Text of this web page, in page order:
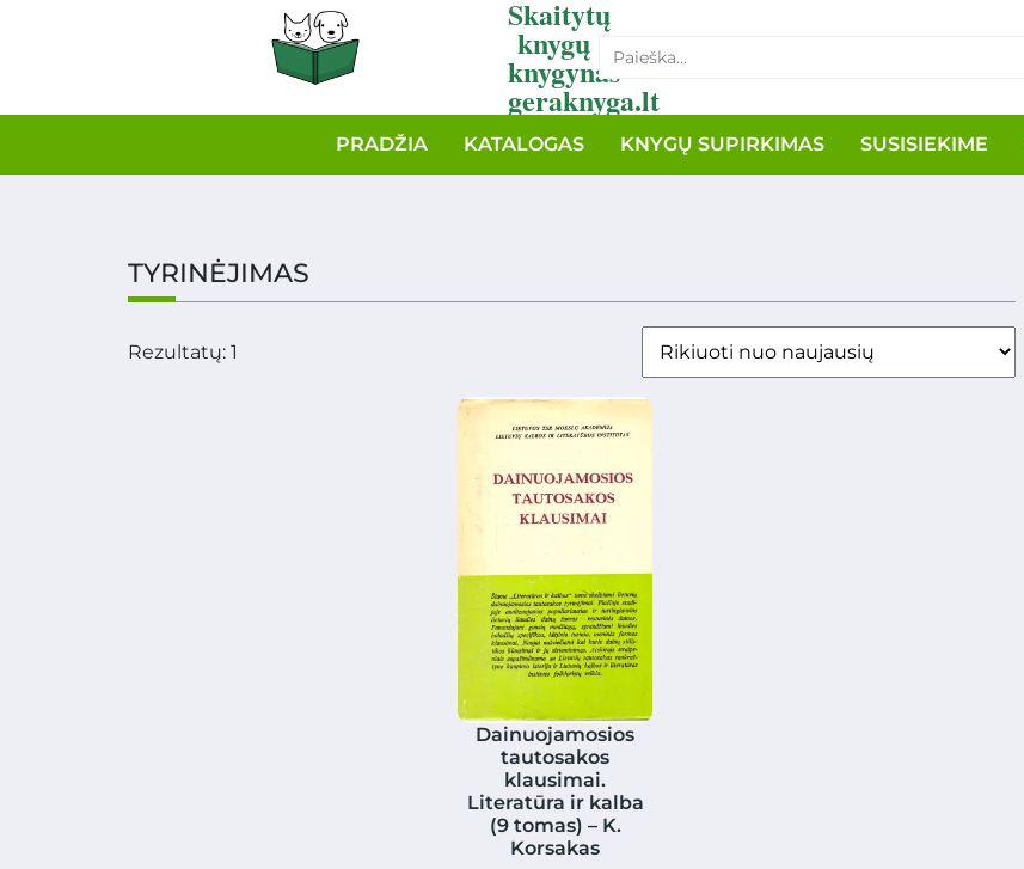
Skaitytų
knygų
knygynas
geraknyga.lt
PRADŽIA KATALOGAS KNYGŲ SUPIRKIMAS SUSISIEKIME
TYRINĖJIMAS
Rezultatų: 1
Dainuojamosios
tautosakos
klausimai.
Literatūra ir kalba
(9 tomas) – K.
Korsakas